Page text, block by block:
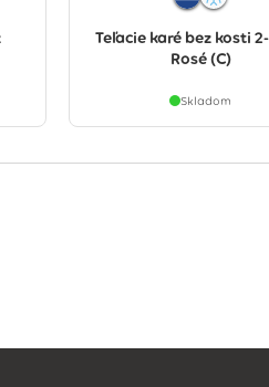
Teľacie karé bez kosti 2-
Rosé (C)
Skladom